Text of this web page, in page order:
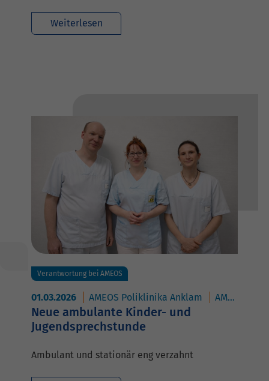
Weiterlesen
Verantwortung bei AMEOS
01.03.2026 AMEOS Poliklinika Anklam AMEOS Hanse Klinikum Anklam
Neue ambulante Kinder- und
Jugendsprechstunde
Ambulant und stationär eng verzahnt